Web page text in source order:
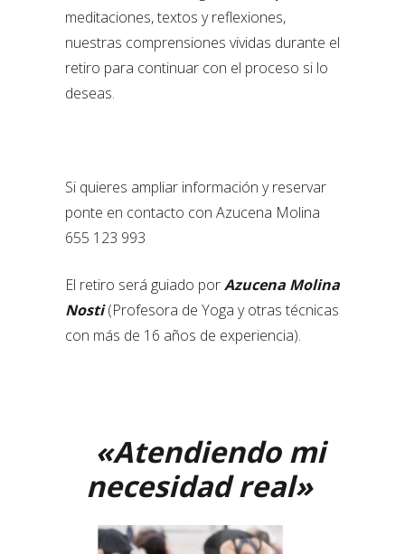
meditaciones, textos y reflexiones,
nuestras comprensiones vividas durante el
retiro para continuar con el proceso si lo
deseas.
Si quieres ampliar información y reservar
ponte en contacto con Azucena Molina
655 123 993
El retiro será guiado porAzucena Molina
Nosti(Profesora de Yoga y otras técnicas
con más de 16 años de experiencia).
«Atendiendo mi
necesidad real»